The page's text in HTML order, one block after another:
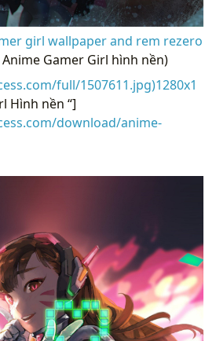
girl wallpaper and rem rezero
Anime Gamer Girl hình nền)
full/1507611.jpg)1280x1
Hình nền “]
download/anime-